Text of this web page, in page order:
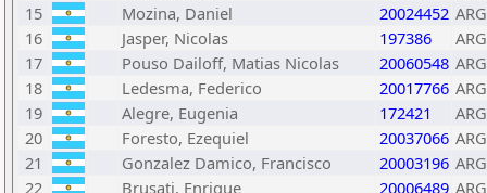
15
Mozina, Daniel 20024452 ARG
16
Jasper, Nicolas 197386
ARG
17
Pouso Dailoff, Matias Nicolas 20060548 ARG
18
Ledesma, Federico 20017766 ARG
19
Alegre, Eugenia 172421
ARG
20
Foresto, Ezequiel 20037066 ARG
21
Gonzalez Damico, Francisco 20003196 ARG
22
Brusati, Enrique 20006489 ARG